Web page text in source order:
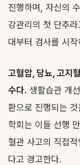
진행하며, 자신의
강관리의 첫 단추
대부터 검사를 시
고혈압, 당뇨, 고지
수다. 생활습관 개
환으로 진행되는
학회는 이들 선행
혈관 사고의 직접
다고 경고한다.